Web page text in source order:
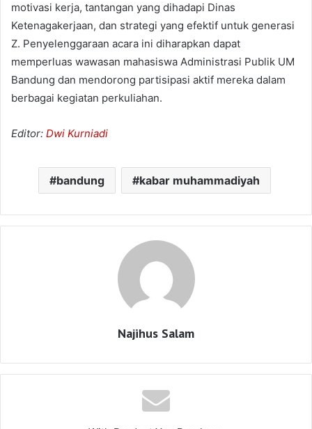
motivasi kerja, tantangan yang dihadapi Dinas
Ketenagakerjaan, dan strategi yang efektif untuk generasi
Z. Penyelenggaraan acara ini diharapkan dapat
memperluas wawasan mahasiswa Administrasi Publik UM
Bandung dan mendorong partisipasi aktif mereka dalam
berbagai kegiatan perkuliahan.
Editor: Dwi Kurniadi
bandung kabar muhammadiyah
Najihus Salam